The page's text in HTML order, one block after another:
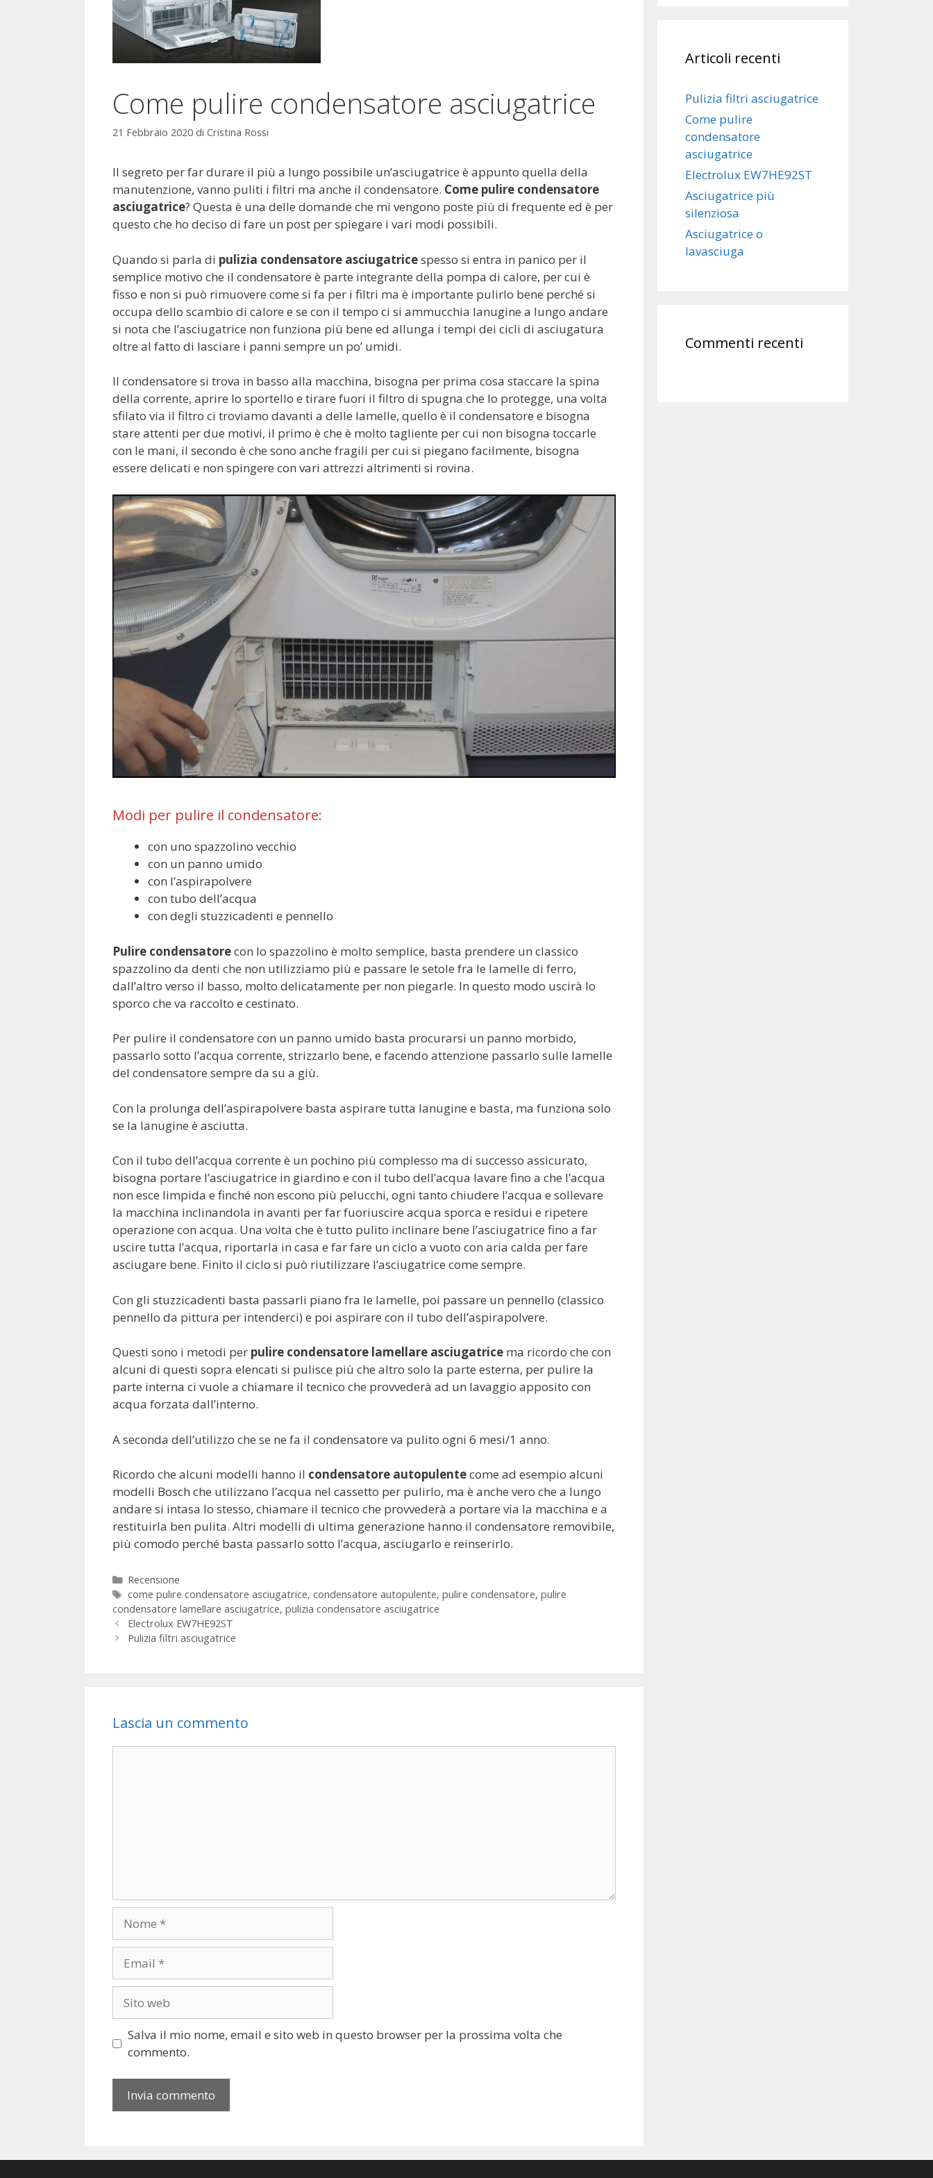
Come pulire condensatore asciugatrice
21 Febbraio 2020 di Cristina Rossi
Il segreto per far durare il più a lungo possibile un’asciugatrice è appunto quella della
manutenzione, vanno puliti i filtri ma anche il condensatore. Come pulire condensatore
asciugatrice? Questa è una delle domande che mi vengono poste più di frequente ed è per
questo che ho deciso di fare un post per spiegare i vari modi possibili.
Quando si parla di pulizia condensatore asciugatricespesso si entra in panico per il
semplice motivo che il condensatore è parte integrante della pompa di calore, per cui è
fisso e non si può rimuovere come si fa per i filtri ma è importante pulirlo bene perché si
occupa dello scambio di calore e se con il tempo ci si ammucchia lanugine a lungo andare
si nota che l’asciugatrice non funziona più bene ed allunga i tempi dei cicli di asciugatura
oltre al fatto di lasciare i panni sempre un po’ umidi.
Il condensatore si trova in basso alla macchina, bisogna per prima cosa staccare la spina
della corrente, aprire lo sportello e tirare fuori il filtro di spugna che lo protegge, una volta
sfilato via il filtro ci troviamo davanti a delle lamelle, quello è il condensatore e bisogna
stare attenti per due motivi, il primo è che è molto tagliente per cui non bisogna toccarle
con le mani, il secondo è che sono anche fragili per cui si piegano facilmente, bisogna
essere delicati e non spingere con vari attrezzi altrimenti si rovina.
Modi per pulire il condensatore:
con uno spazzolino vecchio
con un panno umido
con l’aspirapolvere
con tubo dell’acqua
con degli stuzzicadenti e pennello
Pulire condensatorecon lo spazzolino è molto semplice, basta prendere un classico
spazzolino da denti che non utilizziamo più e passare le setole fra le lamelle di ferro,
dall’altro verso il basso, molto delicatamente per non piegarle. In questo modo uscirà lo
sporco che va raccolto e cestinato.
Per pulire il condensatore con un panno umido basta procurarsi un panno morbido,
passarlo sotto l’acqua corrente, strizzarlo bene, e facendo attenzione passarlo sulle lamelle
del condensatore sempre da su a giù.
Con la prolunga dell’aspirapolvere basta aspirare tutta lanugine e basta, ma funziona solo
se la lanugine è asciutta.
Con il tubo dell’acqua corrente è un pochino più complesso ma di successo assicurato,
bisogna portare l’asciugatrice in giardino e con il tubo dell’acqua lavare fino a che l’acqua
non esce limpida e finché non escono più pelucchi, ogni tanto chiudere l’acqua e sollevare
la macchina inclinandola in avanti per far fuoriuscire acqua sporca e residui e ripetere
operazione con acqua. Una volta che è tutto pulito inclinare bene l’asciugatrice fino a far
uscire tutta l’acqua, riportarla in casa e far fare un ciclo a vuoto con aria calda per fare
asciugare bene. Finito il ciclo si può riutilizzare l’asciugatrice come sempre.
Con gli stuzzicadenti basta passarli piano fra le lamelle, poi passare un pennello (classico
pennello da pittura per intenderci) e poi aspirare con il tubo dell’aspirapolvere.
Questi sono i metodi per pulire condensatore lamellare asciugatrice ma ricordo che con
alcuni di questi sopra elencati si pulisce più che altro solo la parte esterna, per pulire la
parte interna ci vuole a chiamare il tecnico che provvederà ad un lavaggio apposito con
acqua forzata dall’interno.
A seconda dell’utilizzo che se ne fa il condensatore va pulito ogni 6 mesi/1 anno.
Ricordo che alcuni modelli hanno il condensatore autopulentecome ad esempio alcuni
modelli Bosch che utilizzano l’acqua nel cassetto per pulirlo, ma è anche vero che a lungo
andare si intasa lo stesso, chiamare il tecnico che provvederà a portare via la macchina e a
restituirla ben pulita. Altri modelli di ultima generazione hanno il condensatore removibile,
più comodo perché basta passarlo sotto l’acqua, asciugarlo e reinserirlo.
Categorie
Recensione
Tag
come pulire condensatore asciugatrice, condensatore autopulente, pulire condensatore, pulire
condensatore lamellare asciugatrice, pulizia condensatore asciugatrice
Electrolux EW7HE92ST
Pulizia filtri asciugatrice
Lascia un commento
web
Salva il mio nome, email e sito web in questo browser per la prossima volta che
commento.
Articoli recenti
Pulizia filtri asciugatrice
Come pulire
condensatore
asciugatrice
Electrolux EW7HE92ST
Asciugatrice più
silenziosa
Asciugatrice o
lavasciuga
Commenti recenti